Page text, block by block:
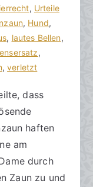
, Urteile
, Hund,
, lautes Bellen,
,
,verletzt
dass
haften
am
durch
Zaun zu und